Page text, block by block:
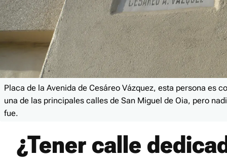
Placa de la Avenida de Cesáreo Vázquez, esta persona es
una de las principales calles de San Miguel de Oia, pero
fue.
¿Tener calle